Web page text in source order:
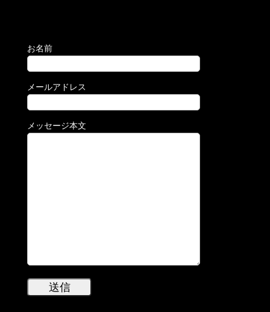
お名前
メールアドレス
メッセージ本文